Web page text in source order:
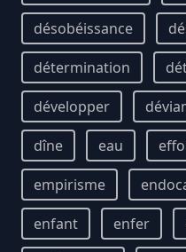
désobéissance
détermination
développer
dîne
eau
empirisme
enfant
enfer